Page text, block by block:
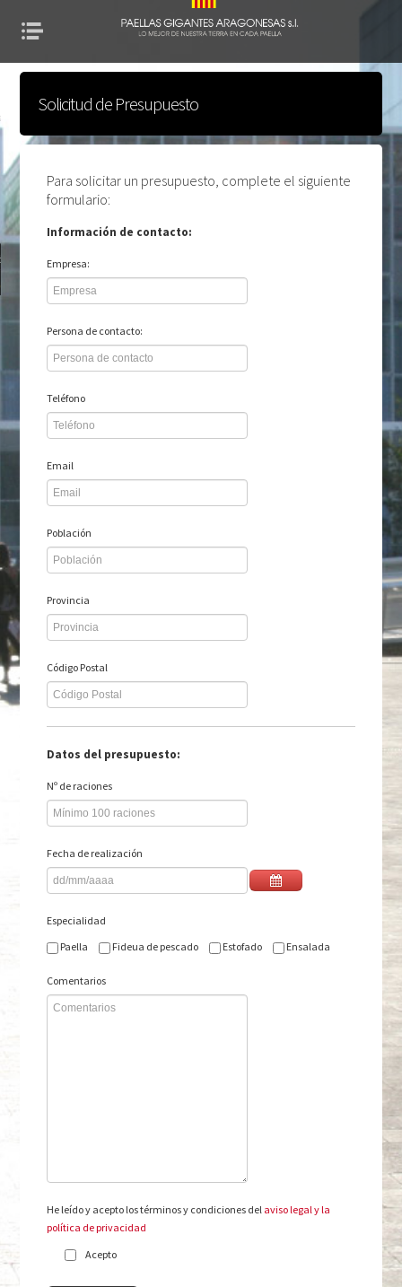
de Presupuesto
to Content
Solicitud de Presupuesto
Para solicitar un presupuesto, complete el siguiente
formulario:
Información de contacto:
Empresa:
Persona de contacto:
Teléfono
Email
Población
Provincia
Código Postal
Datos del presupuesto:
Nº de raciones
Fecha de realización
Especialidad
Paella
Fideua de pescado Estofado Ensalada
Comentarios
He leído y acepto los términos y condiciones del aviso legal y la
política de privacidad
Acepto